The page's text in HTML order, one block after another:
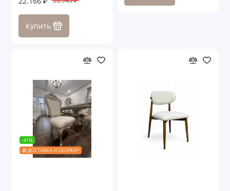
Купить
-41%
🎁 ДОСТАВКА И СБОРКА*